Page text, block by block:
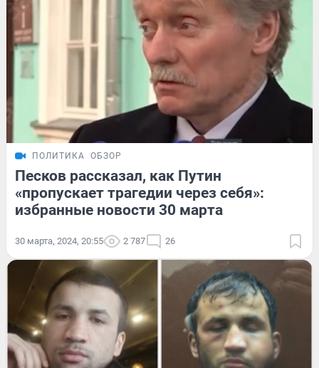
ПОЛИТИКА ОБЗОР
Песков рассказал, как Путин
«пропускает трагедии через себя»:
избранные новости 30 марта
30 марта, 2024, 20:55 2 787 26